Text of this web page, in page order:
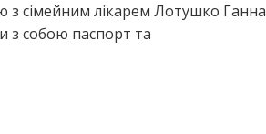
з сімейним лікарем Лотушко Ганна
з собою паспорт та